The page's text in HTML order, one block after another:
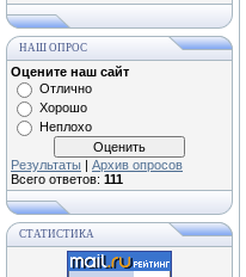
НАШ ОПРОС
Оцените наш сайт
Отлично
Хорошо
Неплохо
Результаты | Архив опросов
Всего ответов: 111
СТАТИСТИКА